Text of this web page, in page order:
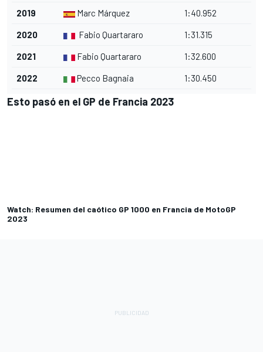
2019 Marc Márquez 1:40.952
2020 Fabio Quartararo 1:31.315
2021 Fabio Quartararo 1:32.600
2022 Pecco Bagnaia 1:30.450
Esto pasó en el GP de Francia 2023
Watch: Resumen del caótico GP 1000 en Francia de MotoGP
2023